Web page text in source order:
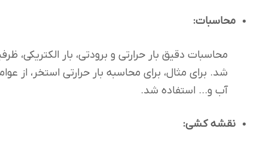
محاسبات:
محاسبات دقیق بار حرارتی و برودتی، بار
شد. برای مثال، برای محاسبه بار حرارتی استخر،
آب و… استفاده شد.
نقشه کشی: